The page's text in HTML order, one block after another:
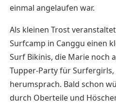
einmal angelaufen war.
Als kleinen Trost
Surfcamp in Canggu einen
Surf Bikinis, die Marie noch
Tupper-Party für Surfergirls,
herumsprach. Bald schon
durch Oberteile und